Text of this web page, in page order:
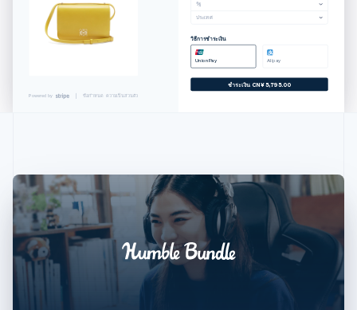
Powered by ข้อกำหนด ความเป็นส่วนตัว
รัฐ
ประเทศ
วิธีการชำระเงิน
UnionPay Alipay
ชำระเงิน CN¥ 5,795.00
简体中文English
ไซปรัส
English
เดนมาร์ก
นิวซีแลนด์
English
เนเธอร์แลนด์
NederlandsEnglish
บราซิล